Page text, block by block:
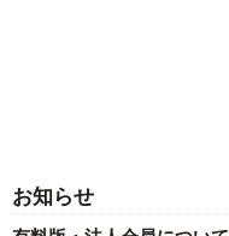
お知らせ